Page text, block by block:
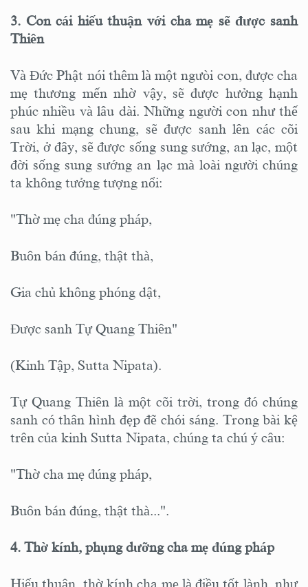
3. Con cái hiếu thuận với cha mẹ sẽ được sanh
Thiên
Và Đức Phật nói thêm là một ngưòi con, được cha
mẹ thương mến nhờ vậy, sẽ được hưởng hạnh
phúc nhiều và lâu dài. Những người con như thế
sau khi mạng chung, sẽ được sanh lên các cõi
Trời, ở đây, sẽ được sống sung sướng, an lạc, một
đời sống sung sướng an lạc mà loài người chúng
ta không tưởng tượng nổi:
"Thờ mẹ cha đúng pháp,
Buôn bán đúng, thật thà,
Gia chủ không phóng dật,
Được sanh Tự Quang Thiên"
(Kinh Tập, Sutta Nipata).
Tự Quang Thiên là một cõi trời, trong đó chúng
sanh có thân hình đẹp đẽ chói sáng. Trong bài kệ
trên của kinh Sutta Nipata, chúng ta chú ý câu:
"Thờ cha mẹ đúng pháp,
Buôn bán đúng, thật thà...".
4. Thờ kính, phụng dưỡng cha mẹ đúng pháp
Hiếu thuận, thờ kính cha mẹ là điều tốt lành, như